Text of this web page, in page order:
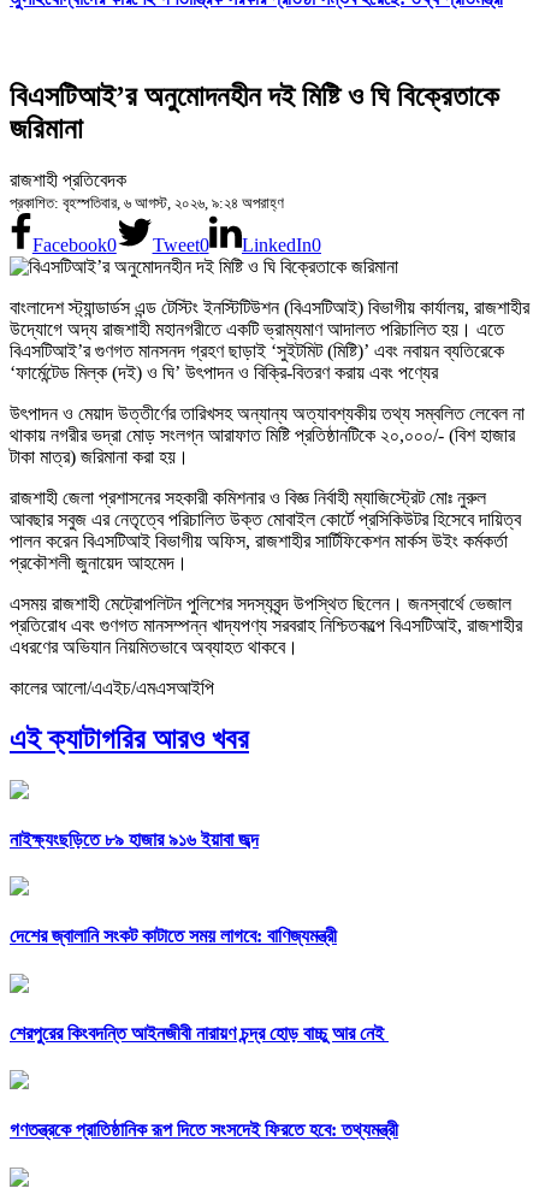
বিএসটিআই’র অনুমোদনহীন দই মিষ্টি ও ঘি বিক্রেতাকে
জরিমানা
রাজশাহী প্রতিবেদক
প্রকাশিত: বৃহস্পতিবার, ৬ আগস্ট, ২০২৬, ৯:২৪ অপরাহ্ণ
Facebook0 Tweet0 LinkedIn0
বাংলাদেশ স্ট্যান্ডার্ডস এন্ড টেস্টিং ইনস্টিটিউশন (বিএসটিআই) বিভাগীয় কার্যালয়, রাজশাহীর
উদ্যোগে অদ্য রাজশাহী মহানগরীতে একটি ভ্রাম্যমাণ আদালত পরিচালিত হয়। এতে
বিএসটিআই’র গুণগত মানসনদ গ্রহণ ছাড়াই ‘সুইটমিট (মিষ্টি)’ এবং নবায়ন ব্যতিরেকে
‘ফার্মেন্টেড মিল্ক (দই) ও ঘি’ উৎপাদন ও বিক্রি-বিতরণ করায় এবং পণ্যের
উৎপাদন ও মেয়াদ উত্তীর্ণের তারিখসহ অন্যান্য অত্যাবশ্যকীয় তথ্য সম্বলিত লেবেল না
থাকায় নগরীর ভদ্রা মোড় সংলগ্ন আরাফাত মিষ্টি প্রতিষ্ঠানটিকে ২০,০০০/- (বিশ হাজার
টাকা মাত্র) জরিমানা করা হয়।
রাজশাহী জেলা প্রশাসনের সহকারী কমিশনার ও বিজ্ঞ নির্বাহী ম্যাজিস্ট্রেট মোঃ নুরুল
আবছার সবুজ এর নেতৃত্বে পরিচালিত উক্ত মোবাইল কোর্টে প্রসিকিউটর হিসেবে দায়িত্ব
পালন করেন বিএসটিআই বিভাগীয় অফিস, রাজশাহীর সার্টিফিকেশন মার্কস উইং কর্মকর্তা
প্রকৌশলী জুনায়েদ আহমেদ।
এসময় রাজশাহী মেট্রোপলিটন পুলিশের সদস্যবৃন্দ উপস্থিত ছিলেন। জনস্বার্থে ভেজাল
প্রতিরোধ এবং গুণগত মানসম্পন্ন খাদ্যপণ্য সরবরাহ নিশ্চিতকল্পে বিএসটিআই, রাজশাহীর
এধরণের অভিযান নিয়মিতভাবে অব্যাহত থাকবে।
কালের আলো/এএইচ/এমএসআইপি
এই ক্যাটাগরির আরও খবর
নাইক্ষ্যংছড়িতে ৮৯ হাজার ৯১৬ ইয়াবা জব্দ
দেশের জ্বালানি সংকট কাটাতে সময় লাগবে: বাণিজ্যমন্ত্রী
শেরপুরের কিংবদন্তি আইনজীবী নারায়ণ চন্দ্র হোড় বাচ্চু আর নেই
গণতন্ত্রকে প্রাতিষ্ঠানিক রূপ দিতে সংসদেই ফিরতে হবে: তথ্যমন্ত্রী